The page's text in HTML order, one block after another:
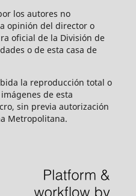
los autores no
opinión del director o
oficial de la División de
o de esta casa de
la reproducción total o
de esta
sin previa autorización
Metropolitana.